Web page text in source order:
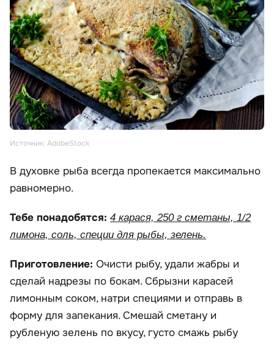
Источник: AdobeStock
В духовке рыба всегда пропекается максимально
равномерно.
Тебе понадобятся: 4 карася, 250 г сметаны, 1/2
лимона, соль, специи для рыбы, зелень.
Приготовление: Очисти рыбу, удали жабры и
сделай надрезы по бокам. Сбрызни карасей
лимонным соком, натри специями и отправь в
форму для запекания. Смешай сметану и
рубленую зелень по вкусу, густо смажь рыбу